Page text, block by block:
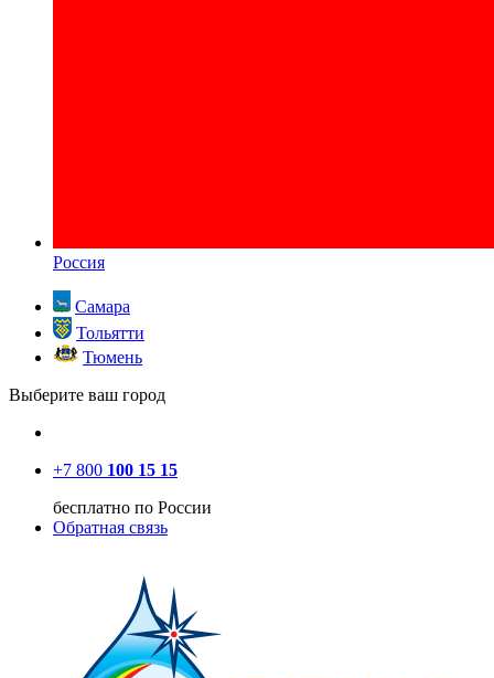
Россия
Самара
Тольятти
Тюмень
Выберите ваш город
+7 800 100 15 15
бесплатно по России
Обратная связь